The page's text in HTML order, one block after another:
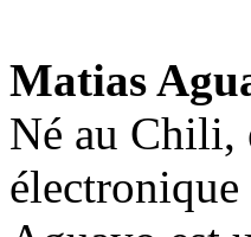
Matias
Né au Chili,
électronique